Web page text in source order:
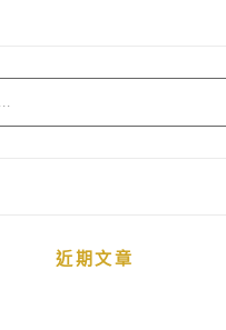
近期文章